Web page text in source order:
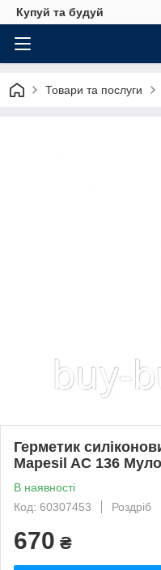
Купуй та будуй
Товари та послуги
Герметик
Mapesil AC 136
В наявності
Код: 60307453
Роздріб
670 ₴